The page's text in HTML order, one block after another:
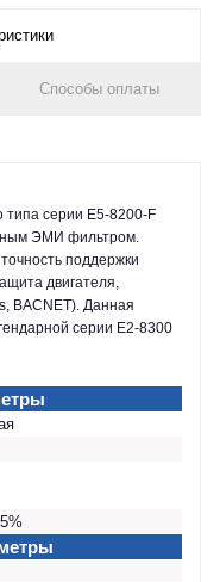
Способы оплаты
типа серии E5-8200-F
ЭМИ фильтром.
поддержки
двигателя,
BACNET). Данная
серии Е2-8300